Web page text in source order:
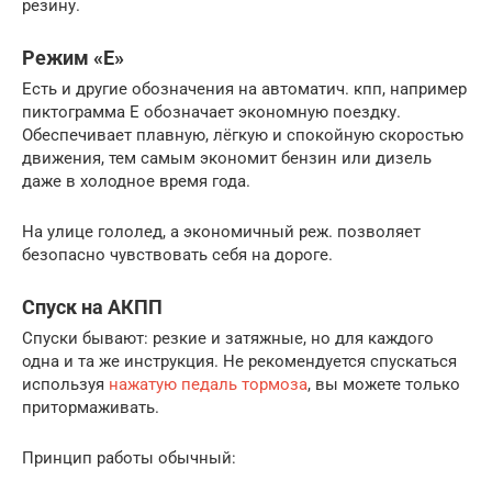
резину.
Режим «Е»
Есть и другие обозначения на автоматич. кпп, например
пиктограмма E обозначает экономную поездку.
Обеспечивает плавную, лёгкую и спокойную скоростью
движения, тем самым экономит бензин или дизель
даже в холодное время года.
На улице гололед, а экономичный реж. позволяет
безопасно чувствовать себя на дороге.
Спуск на АКПП
Спуски бывают: резкие и затяжные, но для каждого
одна и та же инструкция. Не рекомендуется спускаться
используя нажатую педаль тормоза, вы можете только
притормаживать.
Принцип работы обычный: